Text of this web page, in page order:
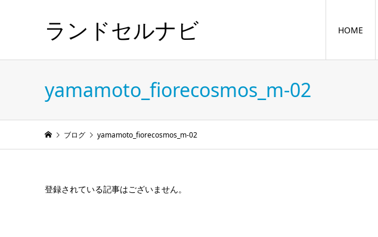
ランドセルナビ HOME
yamamoto_fiorecosmos_m-02
ブログ yamamoto_fiorecosmos_m-02
登録されている記事はございません。